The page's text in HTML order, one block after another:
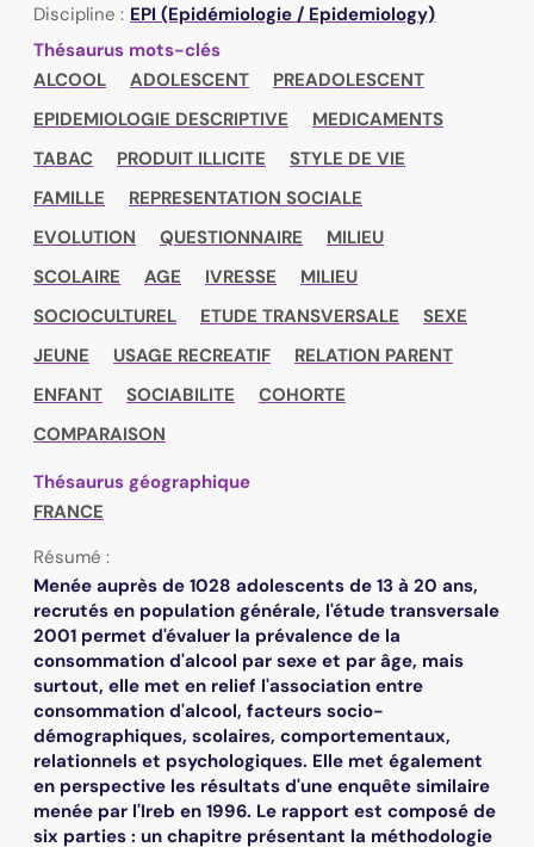
Discipline : EPI (Epidémiologie / Epidemiology)
Thésaurus mots-clés
ALCOOL
ADOLESCENT
PREADOLESCENT
EPIDEMIOLOGIE DESCRIPTIVE
MEDICAMENTS
TABAC
PRODUIT ILLICITE
STYLE DE VIE
FAMILLE
REPRESENTATION SOCIALE
EVOLUTION
QUESTIONNAIRE
MILIEU
SCOLAIRE
AGE IVRESSE
MILIEU
SOCIOCULTUREL
ETUDE TRANSVERSALE
SEXE
JEUNE
USAGE RECREATIF
RELATION PARENT
ENFANT
SOCIABILITE
COHORTE
COMPARAISON
Thésaurus géographique
FRANCE
Résumé :
Menée auprès de 1028 adolescents de 13 à 20 ans,
recrutés en population générale, l'étude transversale
2001 permet d'évaluer la prévalence de la
consommation d'alcool par sexe et par âge, mais
surtout, elle met en relief l'association entre
consommation d'alcool, facteurs socio-
démographiques, scolaires, comportementaux,
relationnels et psychologiques. Elle met également
en perspective les résultats d'une enquête similaire
menée par l'Ireb en 1996. Le rapport est composé de
six parties : un chapitre présentant la méthodologie